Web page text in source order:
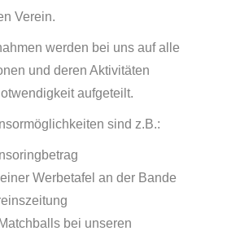
Verein.
werden bei uns auf alle
und deren Aktivitäten
aufgeteilt.
sind z.B.:
Werbetafel an der Bande
bei unseren